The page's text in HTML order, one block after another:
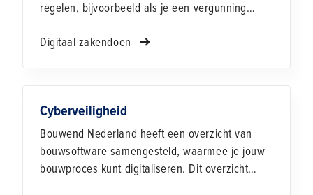
regelen, bijvoorbeeld als je een vergunning
indient via TenderNed of als je een
waarom is het belangrijk?
Digitaal zakendoen
Cyberveiligheid
Bouwend Nederland heeft een overzicht van
bouwsoftware samengesteld, waarmee je jouw
bouwproces kunt digitaliseren. Dit overzicht